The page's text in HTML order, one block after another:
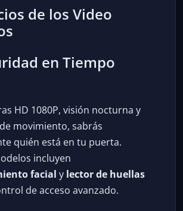
de los Video
en Tiempo
HD 1080P, visión nocturna y
movimiento, sabrás
quién está en tu puerta.
incluyen
facial y lector de huellas
de acceso avanzado.